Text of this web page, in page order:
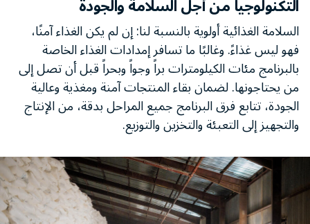
السلامة الغذائية أولوية بالنسبة لنا: إن لم يكن الغذاء آمنًا،
فهو ليس غذاءً. وغالبًا ما تسافر إمدادات الغذاء الخاصة
بالبرنامج مئات الكيلومترات براً وجواً وبحراً قبل أن تصل إلى
من يحتاجونها. لضمان بقاء المنتجات آمنة ومغذية وعالية
الجودة، تتابع فرق البرنامج جميع المراحل بدقة، من الإنتاج
والتجهيز إلى التعبئة والتخزين والتوزيع.